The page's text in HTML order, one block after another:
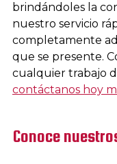
brindándoles la
nuestro servicio
completamente
que se presente.
cualquier trabajo
contáctanos hoy
Conoce